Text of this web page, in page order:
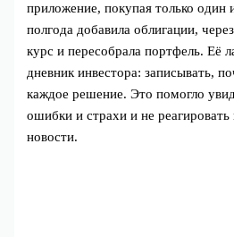
приложение, покупая только
полгода добавила облигации,
курс и пересобрала портфель. Её
дневник инвестора: записывать,
каждое решение. Это помогло
ошибки и страхи и не реагировать
новости.